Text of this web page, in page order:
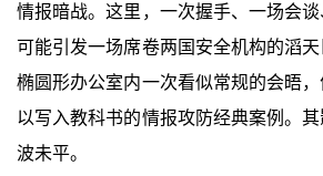
情报暗战。这里，一次握手、一场会
可能引发一场席卷两国安全机构的滔
椭圆形办公室内一次看似常规的会晤
以写入教科书的情报攻防经典案例。
波未平。